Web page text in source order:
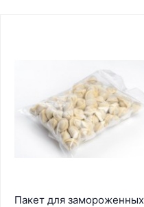
Пакет для замороженных